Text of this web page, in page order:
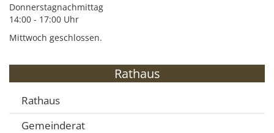
Donnerstagnachmittag
14:00 - 17:00 Uhr
Mittwoch geschlossen.
Rathaus
Rathaus
Gemeinderat